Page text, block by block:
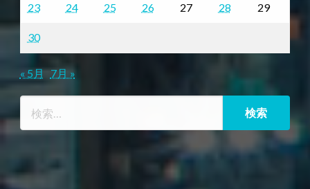
23 24 25 26 27 28 29
30
« 5月 7月 »